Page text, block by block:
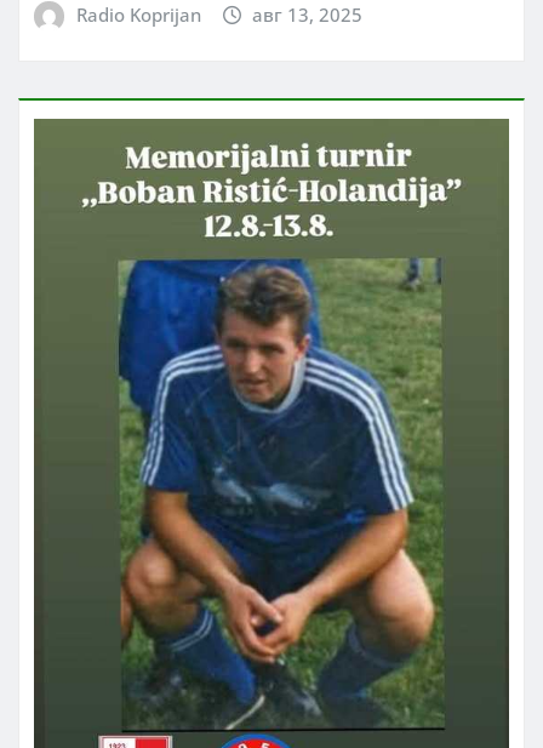
Radio Koprijan авг 13, 2025